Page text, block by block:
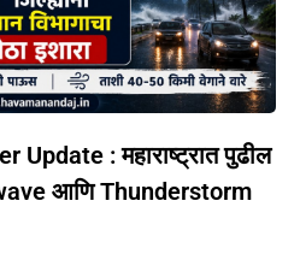
: महाराष्ट्रात पुढील
आणि Thunderstorm